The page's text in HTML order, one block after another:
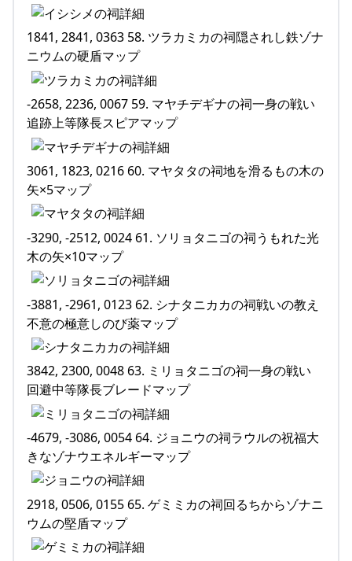
1841, 2841, 0363 58. ツラカミカの祠隠されし鉄ゾナ
ニウムの硬盾マップ
-2658, 2236, 0067 59. マヤチデギナの祠一身の戦い
追跡上等隊長スピアマップ
3061, 1823, 0216 60. マヤタタの祠地を滑るもの木の
矢×5マップ
-3290, -2512, 0024 61. ソリョタニゴの祠うもれた光
木の矢×10マップ
-3881, -2961, 0123 62. シナタニカカの祠戦いの教え
不意の極意しのび薬マップ
3842, 2300, 0048 63. ミリョタニゴの祠一身の戦い
回避中等隊長ブレードマップ
-4679, -3086, 0054 64. ジョニウの祠ラウルの祝福大
きなゾナウエネルギーマップ
2918, 0506, 0155 65. ゲミミカの祠回るちからゾナニ
ウムの堅盾マップ